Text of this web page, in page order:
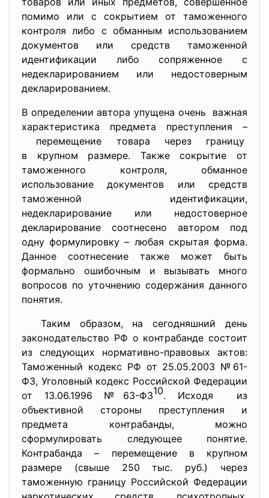
помимо или с сокрытием от таможенного
контроля либо с обманным использованием
документов или средств таможенной
идентификации либо сопряженное с
недекларированием или недостоверным
декларированием.
В определении автора упущена очень важная
характеристика предмета преступления –
перемещение товара через границу
в крупном размере. Также сокрытие от
таможенного контроля, обманное
использование документов или средств
таможенной идентификации,
недекларирование или недостоверное
декларирование соотнесено автором под
одну формулировку – любая скрытая форма.
Данное соотнесение также может быть
формально ошибочным и вызывать много
вопросов по уточнению содержания данного
понятия.
Таким образом, на сегодняшний день
законодательство РФ о контрабанде состоит
из следующих нормативно-правовых актов:
Таможенный кодекс РФ от 25.05.2003 №61-
ФЗ, Уголовный кодекс Российской Федерации
от 13.06.1996 №63-ФЗ10. Исходя из
объективной стороны преступления и
предмета контрабанды, можно
сформулировать следующее понятие.
Контрабанда – перемещение в крупном
размере (свыше 250 тыс. руб.) через
таможенную границу Российской Федерации